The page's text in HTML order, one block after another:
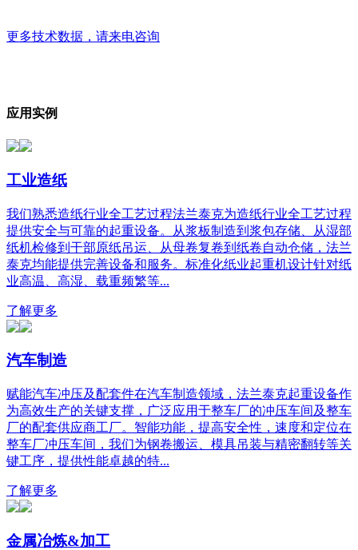
更多技术数据，请来电咨询
应用实例
工业造纸
我们熟悉造纸行业全工艺过程法兰泰克为造纸行业全工艺过程
提供安全与可靠的起重设备。从浆板制造到浆包存储、从湿部
纸机检修到干部原纸吊运、从母卷复卷到纸卷自动仓储，法兰
泰克均能提供完善设备和服务。标准化纸业起重机设计针对纸
业高温、高湿、载重频繁等...
了解更多
汽车制造
赋能汽车冲压及配套件在汽车制造领域，法兰泰克起重设备作
为高效生产的关键支撑，广泛应用于整车厂的冲压车间及整车
厂的配套供应商工厂。智能功能，提高安全性，速度和定位在
整车厂冲压车间，我们为钢卷搬运、模具吊装与精密翻转等关
键工序，提供性能卓越的特...
了解更多
金属冶炼&加工